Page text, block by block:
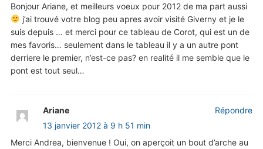
Bonjour Ariane, et meilleurs voeux pour 2012 de ma part aussi
j’ai trouvé votre blog peu apres avoir visité Giverny et je le
suis depuis … et merci pour ce tableau de Corot, qui est un de
mes favoris… seulement dans le tableau il y a un autre pont
derriere le premier, n’est-ce pas? en realité il me semble que le
pont est tout seul…
Ariane
13 janvier 2012 à 9 h 51 min
Merci Andrea, bienvenue ! Oui, on aperçoit un bout d’arche au
Répondre